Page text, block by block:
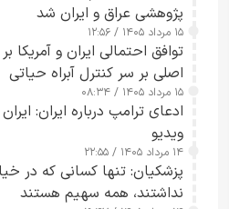
پژوهشی عراق و ایران شد
۱۵ مرداد ۱۴۰۵ / ۱۲:۵۶
توافق احتمالی ایران و آمریکا
اصلی بر سر کنترل آبراه حیاتی
۱۵ مرداد ۱۴۰۵ / ۰۸:۳۴
ادعای ترامپ درباره ایران:
ویدیو
۱۴ مرداد ۱۴۰۵ / ۲۲:۵۵
پزشکیان: تنها کسانی که در
نداشتند، همه سهیم هستند